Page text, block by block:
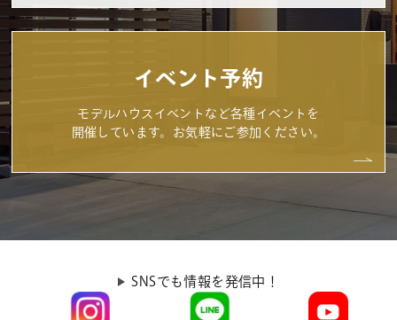
イベント予約
モデルハウスイベントなど各種イベントを
開催しています。お気軽にご参加ください。
SNSでも情報を発信中！